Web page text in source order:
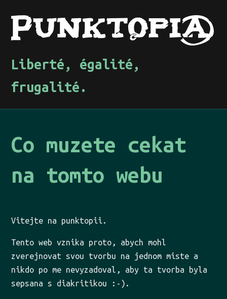
Liberté, égalité,
frugalité.
Co muzete cekat
na tomto webu
Vitejte na punktopii.
Tento web vznika proto, abych mohl
zverejnovat svou tvorbu na jednom miste a
nikdo po me nevyzadoval, aby ta tvorba byla
sepsana s diakritikou :-).